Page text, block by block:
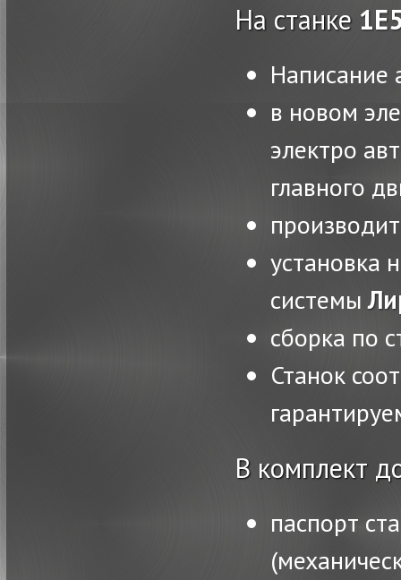
На станке
Написание
в новом
электро
главного
установка
системы
сборка по
Станок
В комплект
паспорт